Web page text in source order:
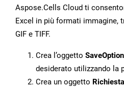
Aspose.Cells Cloud ti
Excel in più formati immagine,
GIF e TIFF.
Crea l’oggetto SaveOption
desiderato utilizzando la
Crea un oggetto